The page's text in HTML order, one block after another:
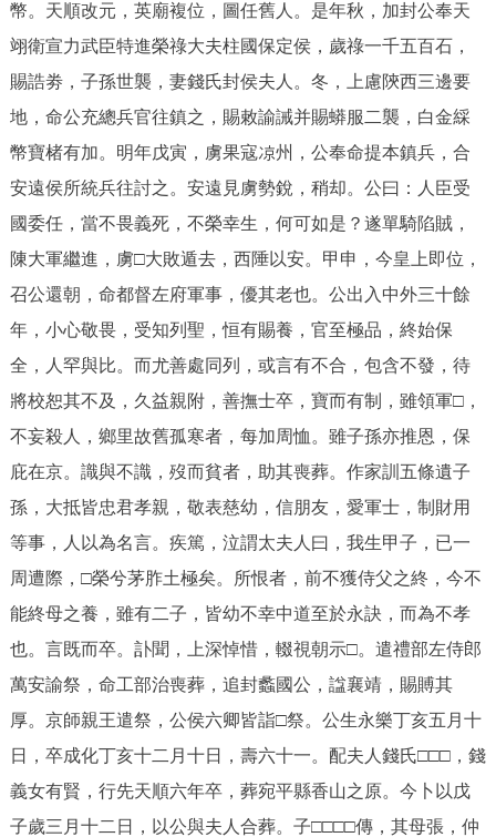
幣。天順改元，英廟複位，圖任舊人。是年秋，加封公奉天
翊衛宣力武臣特進榮祿大夫柱國保定侯，歲祿一千五百石，
賜誥劵，子孫世襲，妻錢氏封侯夫人。冬，上慮陝西三邊要
地，命公充總兵官往鎮之，賜敕諭誡并賜蟒服二襲，白金綵
幣寶楮有加。明年戊寅，虜果寇凉州，公奉命提本鎮兵，合
安遠侯所統兵往討之。安遠見虜勢銳，稍却。公曰：人臣受
國委任，當不畏義死，不榮幸生，何可如是？遂單騎陷賊，
陳大軍繼進，虜□大敗遁去，西陲以安。甲申，今皇上即位，
召公還朝，命都督左府軍事，優其老也。公出入中外三十餘
年，小心敬畏，受知列聖，恒有賜養，官至極品，終始保
全，人罕與比。而尤善處同列，或言有不合，包含不發，待
將校恕其不及，久益親附，善撫士卒，寶而有制，雖領軍□，
不妄殺人，鄉里故舊孤寒者，每加周恤。雖子孫亦推恩，保
庇在京。識與不識，歿而貧者，助其喪葬。作家訓五條遺子
孫，大抵皆忠君孝親，敬表慈幼，信朋友，愛軍士，制財用
等事，人以為名言。疾篤，泣謂太夫人曰，我生甲子，已一
周遭際，□榮兮茅胙土極矣。所恨者，前不獲侍父之終，今不
能終母之養，雖有二子，皆幼不幸中道至於永訣，而為不孝
也。言既而卒。訃聞，上深悼惜，輟視朝示□。遣禮部左侍郎
萬安諭祭，命工部治喪葬，追封蠡國公，諡襄靖，賜賻其
厚。京師親王遣祭，公侯六卿皆詣□祭。公生永樂丁亥五月十
日，卒成化丁亥十二月十日，壽六十一。配夫人錢氏□□□，錢
義女有賢，行先天順六年卒，葬宛平縣香山之原。今卜以戊
子歲三月十二日，以公與夫人合葬。子□□□□傳，其母張，仲